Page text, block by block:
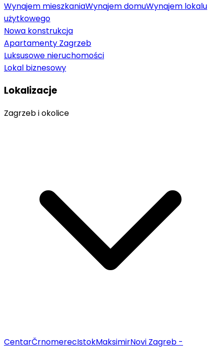
Wynajem mieszkaniaWynajem domuWynajem lokalu
użytkowego
Nowa konstrukcja
Apartamenty Zagrzeb
Luksusowe nieruchomości
Lokal biznesowy
Lokalizacje
Zagrzeb i okolice
CentarČrnomerecIstokMaksimirNovi Zagreb -